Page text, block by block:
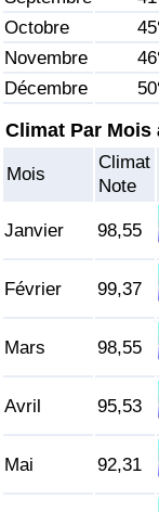
Octobre
Novembre
Décembre
Climat Par Mois
Mois
Climat
Note
Janvier 98,55
Février 99,37
Mars 98,55
Avril 95,53
Mai 92,31
Soins de santé
Indice des soins
Indice des
Indice de